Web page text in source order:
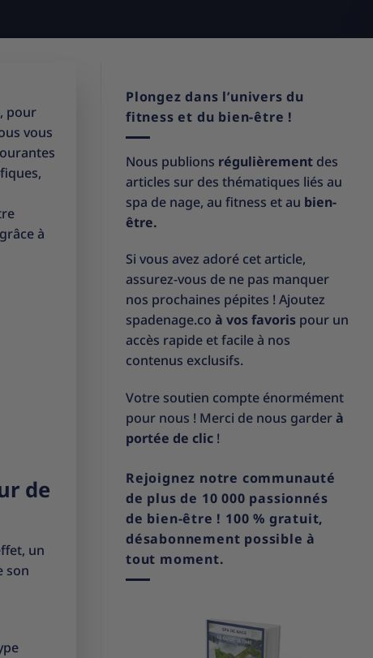
pour
vous
à
de
un
son
Plongez dans l’univers du
fitness et du bien-être !
Nous publions régulièrement des
articles sur des thématiques liés au
spa de nage, au fitness et au bien-
être.
Si vous avez adoré cet article,
assurez-vous de ne pas manquer
nos prochaines pépites ! Ajoutez
spadenage.co à vos favoris pour un
accès rapide et facile à nos
contenus exclusifs.
Votre soutien compte énormément
pour nous ! Merci de nous garderà
portée de clic !
Rejoignez notre communauté
de plus de 10 000 passionnés
de bien-être ! 100 % gratuit,
désabonnement possible à
tout moment.